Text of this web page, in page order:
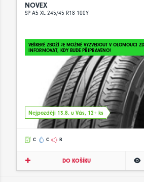
NOVEX
SP A5 XL 245/45 R18 100Y
VEŠKERÉ ZBOŽÍ JE MOŽNÉ VYZVEDOUT V OLOMOUCI
INFORMOVAT, KDY BUDE PŘIPRAVENO!
Nejpozději 13.8. u Vás, 12+ ks
C C B
DO KOŠÍKU